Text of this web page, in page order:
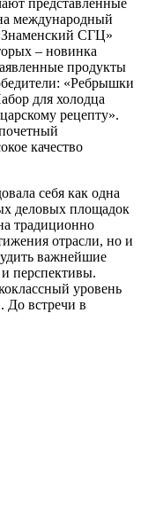
представленные
международный
СГЦ»
– новинка
продукты
«Ребрышки
для холодца
рецепту».
качество
себя как одна
деловых площадок
традиционно
отрасли, но и
важнейшие
перспективы.
уровень
До встречи в